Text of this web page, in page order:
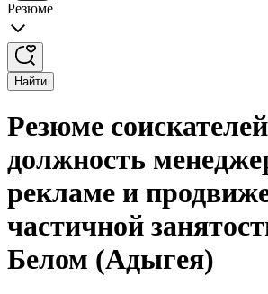
Резюме
Найти
Резюме
должность
рекламе и
частичной
Белом (Адыгея)